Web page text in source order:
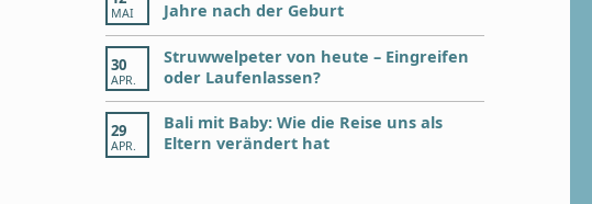
MAI
Jahre nach der Geburt
30
APR.
Struwwelpeter von heute – Eingreifen
oder Laufenlassen?
29
APR.
Bali mit Baby: Wie die Reise uns als
Eltern verändert hat